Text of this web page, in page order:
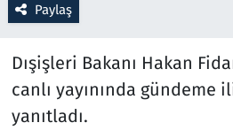
Paylaş
Dışişleri Bakanı Hakan
canlı yayınında gündeme
yanıtladı.
Savunma Sanayi
Seçim 2023
Spor